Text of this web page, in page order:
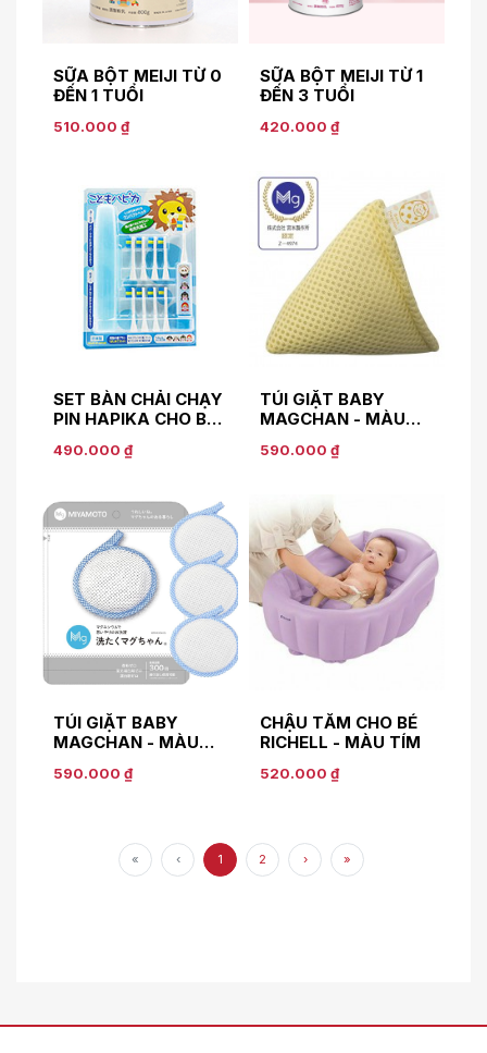
SỮA BỘT MEIJI TỪ 0
ĐẾN 1 TUỔI
510.000 ₫
SỮA BỘT MEIJI TỪ 1
ĐẾN 3 TUỔI
420.000 ₫
SET BÀN CHẢI CHẠY
PIN HAPIKA CHO BÉ
490.000 ₫
TÚI GIẶT BABY
MAGCHAN - MÀU
590.000 ₫
TÚI GIẶT BABY
MAGCHAN - MÀU
590.000 ₫
CHẬU TẮM CHO BÉ
RICHELL - MÀU TÍM
520.000 ₫
« ‹ 1 2 › »